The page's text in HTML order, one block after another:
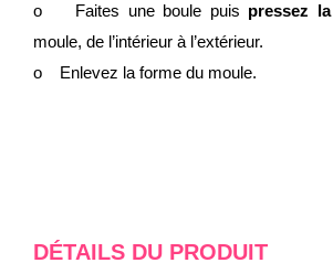
o Faites une boule puis pressez
moule, de l’intérieur à l’extérieur.
o Enlevez la forme du moule.
DÉTAILS DU PRODUIT